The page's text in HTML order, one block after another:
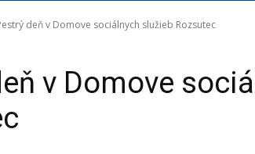
deň v Domove sociálnych služieb Rozsutec
v Domove